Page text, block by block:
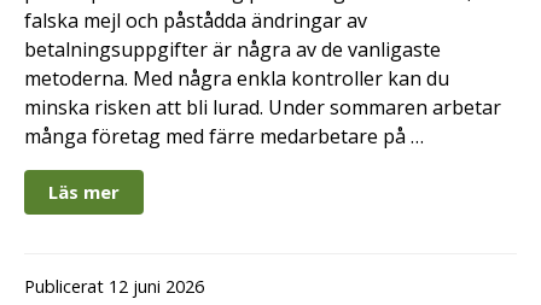
falska mejl och påstådda ändringar av
betalningsuppgifter är några av de vanligaste
metoderna. Med några enkla kontroller kan du
minska risken att bli lurad. Under sommaren arbetar
många företag med färre medarbetare på …
Läs mer
Publicerat 12 juni 2026